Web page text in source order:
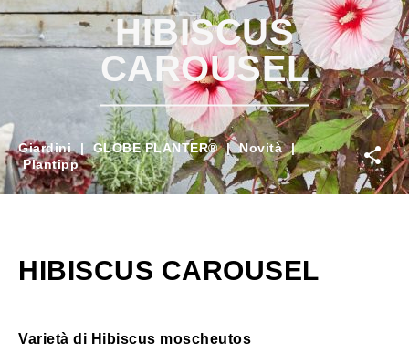
HIBISCUS
CAROUSEL
Giardini | GLOBE PLANTER® | Novità |
Plantipp
HIBISCUS CAROUSEL
Varietà di Hibiscus moscheutos